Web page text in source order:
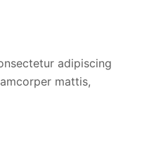
adipiscing
mattis,